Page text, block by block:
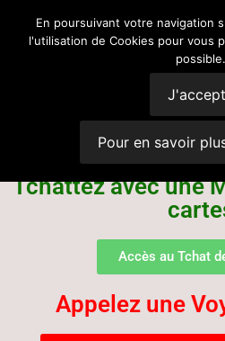
Tchattez avec une
Accès au Tchat
Appelez une
En poursuivant votre navigation
l'utilisation de Cookies pour vous
possible.
Pour en savoir